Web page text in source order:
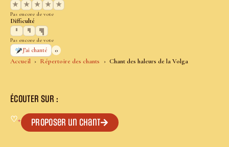
Accueil Répertoire des chants Chant des haleurs de la Volga
★
★ ★ ★ ★
Pas encore de vote
Difficulté
Pas encore de vote
J’ai chanté
0
ÉCOUTER SUR :
♡+ Proposer un chant